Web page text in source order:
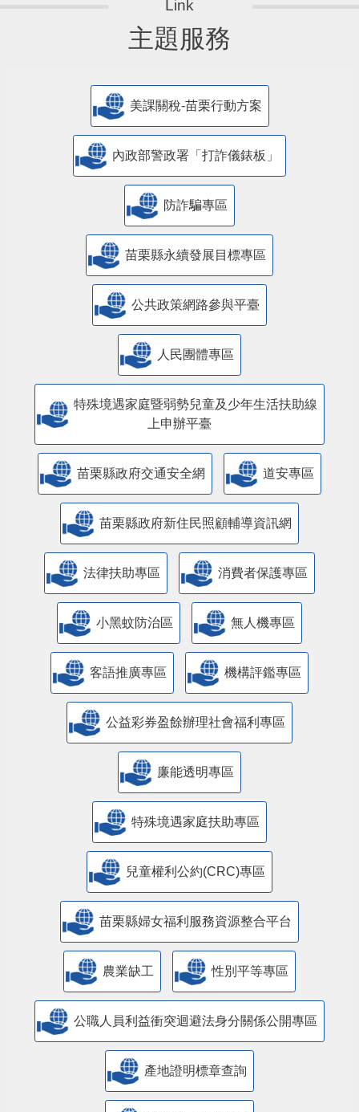
主題服務
美課關稅-苗栗行動方案
內政部警政署「打詐儀錶板」
防詐騙專區
苗栗縣永續發展目標專區
公共政策網路參與平臺
人民團體專區
特殊境遇家庭暨弱勢兒童及少年生活扶助線
上申辦平臺
苗栗縣政府交通安全網 道安專區
苗栗縣政府新住民照顧輔導資訊網
法律扶助專區 消費者保護專區
小黑蚊防治區 無人機專區
客語推廣專區 機構評鑑專區
公益彩券盈餘辦理社會福利專區
廉能透明專區
特殊境遇家庭扶助專區
兒童權利公約(CRC)專區
苗栗縣婦女福利服務資源整合平台
農業缺工 性別平等專區
公職人員利益衝突迴避法身分關係公開專區
產地證明標章查詢